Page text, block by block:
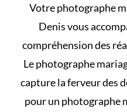
Votre photographe
Denis vous
compréhension des
Le photographe
capture la ferveur des
pour un photographe